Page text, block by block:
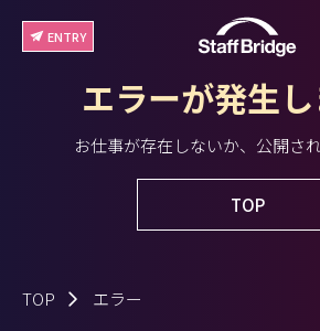
ENTRY
エラーが発生
お仕事が存在しないか、公開さ
TOP
TOP エラー